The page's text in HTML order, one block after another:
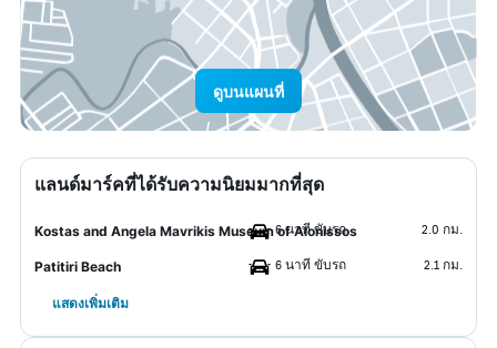
ดูบนแผนที่
แลนด์มาร์คที่ได้รับความนิยมมากที่สุด
Kostas and Angela Mavrikis Museum of Alonissos
6 นาที ขับรถ 2.0 กม.
Patitiri Beach 6 นาที ขับรถ 2.1 กม.
แสดงเพิ่มเติม